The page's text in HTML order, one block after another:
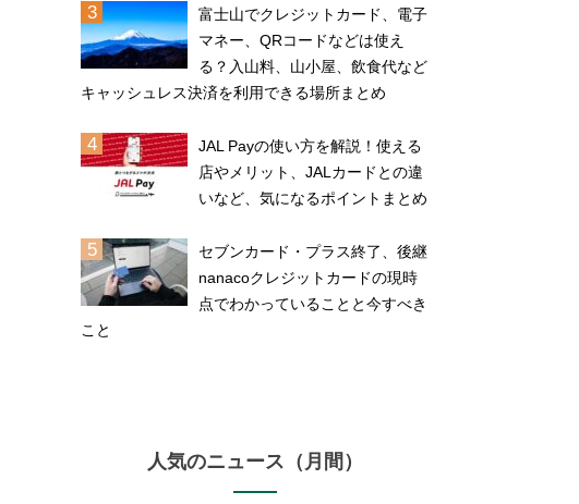
富士山でクレジットカード、電子
マネー、QRコードなどは使え
る？入山料、山小屋、飲食代など
キャッシュレス決済を利用できる場所まとめ
JAL Payの使い方を解説！使える
店やメリット、JALカードとの違
いなど、気になるポイントまとめ
セブンカード・プラス終了、後継
nanacoクレジットカードの現時
点でわかっていることと今すべき
こと
人気のニュース（月間）